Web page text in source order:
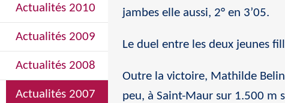
jambes elle aussi, 2° en 3’05.
Le duel entre les deux jeunes
Outre la victoire, Mathilde
peu, à Saint-Maur sur 1.500 m
Actualités 2010
Actualités 2009
Actualités 2008
Actualités 2007